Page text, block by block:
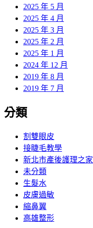
2025 年 5 月
2025 年 4 月
2025 年 3 月
2025 年 2 月
2025 年 1 月
2024 年 12 月
2019 年 8 月
2019 年 7 月
分類
割雙眼皮
接睫毛教學
新北市產後護理之家
未分類
生髮水
皮膚過敏
縮鼻翼
高雄整形